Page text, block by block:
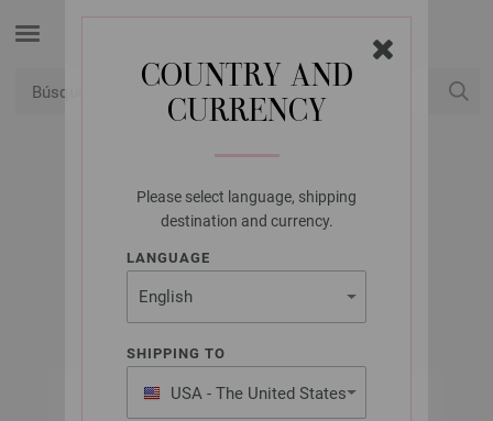
COUNTRY AND
CURRENCY
Please select language, shipping
destination and currency.
LANGUAGE
SHIPPING TO
USA - The United States
LANA GROSSA
SOFFIO